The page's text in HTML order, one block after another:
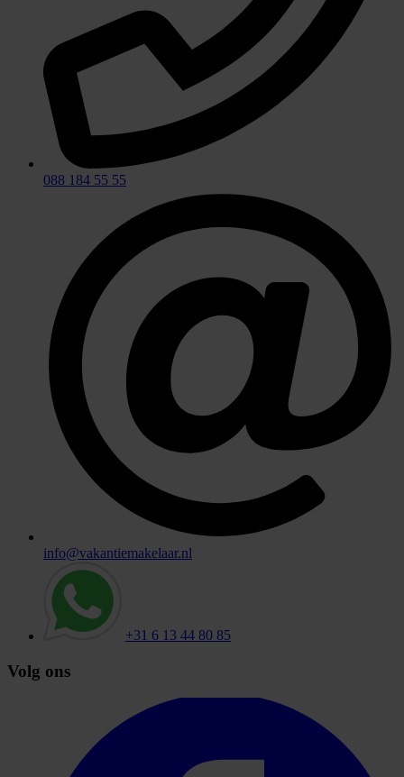
088 184 55 55
info@vakantiemakelaar.nl
+31 6 13 44 80 85
Volg ons